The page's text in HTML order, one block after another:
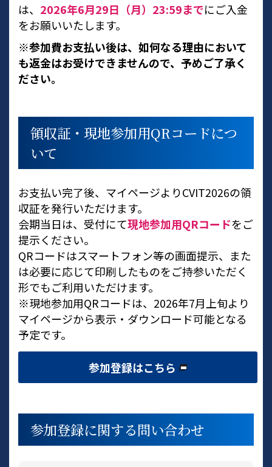
は、 2026年6月29日（月）23:59までにご入金
をお願いいたします。
※参加費お支払い後は、如何なる理由において
も返金はお受けできませんので、予めご了承く
ださい。
領収証・現地参加用QRコードにつ
いて
お支払い完了後、マイページよりCVIT2026の領
収証を発行いただけます。
会期当日は、受付にて現地参加用QRコードをご
提示ください。
QRコードはスマートフォン等の画面提示、また
は必要に応じて印刷したものをご持参いただく
形でもご利用いただけます。
※現地参加用QRコードは、2026年7月上旬より
マイページから表示・ダウンロード可能となる
予定です。
参加登録はこちら
参加登録に関する問い合わせ